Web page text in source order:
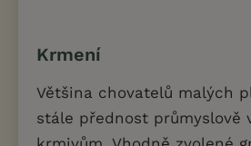
Krmení
Většina chovatelů malých
stále přednost průmyslově